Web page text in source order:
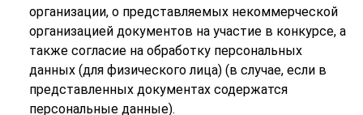
организации, о представляемых некоммерческой
организацией документов на участие в конкурсе, а
также согласие на обработку персональных
данных (для физического лица) (в случае, если в
представленных документах содержатся
персональные данные).